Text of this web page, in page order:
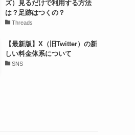
ズ）見るだけで利用する方法
は？足跡はつくの？
Threads
【最新版】X（旧Twitter）の新
しい料金体系について
SNS